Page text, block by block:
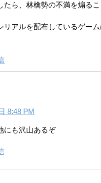
たら、林檎勢の不満を煽る
リアルを配布しているゲー
8:48 PM
にも沢山あるぞ